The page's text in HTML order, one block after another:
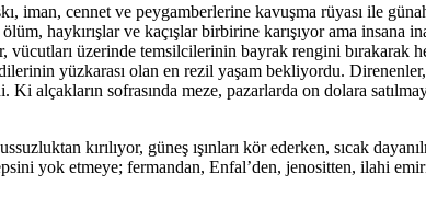
cennet ve peygamberlerine kavuşma rüyası ile
haykırışlar ve kaçışlar birbirine karışıyor ama
vücutları üzerinde temsilcilerinin bayrak rengini bırakarak
yüzkarası olan en rezil yaşam bekliyordu.
alçakların sofrasında meze, pazarlarda on dolara
kırılıyor, güneş ışınları kör ederken, sıcak
yok etmeye; fermandan, Enfal’den, jenositten, ilahi